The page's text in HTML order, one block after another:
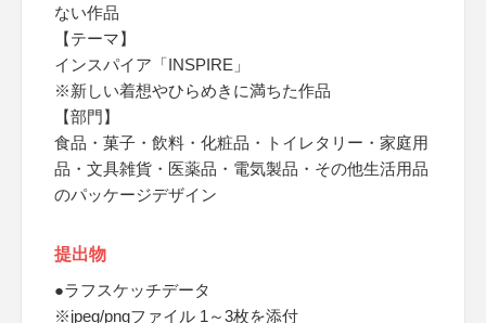
ない作品
【テーマ】
インスパイア「INSPIRE」
※新しい着想やひらめきに満ちた作品
【部門】
食品・菓子・飲料・化粧品・トイレタリー・家庭用
品・文具雑貨・医薬品・電気製品・その他生活用品
のパッケージデザイン
提出物
●ラフスケッチデータ
※jpeg/pngファイル 1～3枚を添付